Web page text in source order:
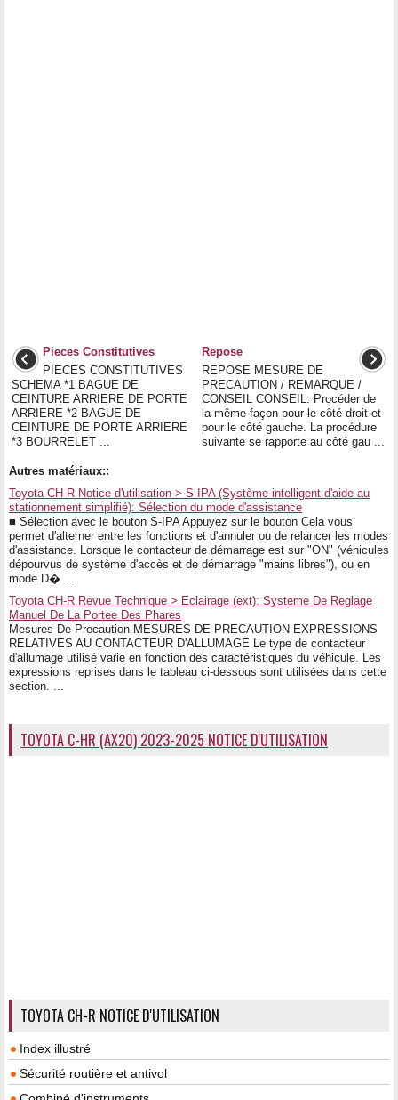
Pieces Constitutives
PIECES CONSTITUTIVES
SCHEMA *1 BAGUE DE
CEINTURE ARRIERE DE PORTE
ARRIERE *2 BAGUE DE
CEINTURE DE PORTE ARRIERE
*3 BOURRELET ...
Repose
REPOSE MESURE DE
PRECAUTION / REMARQUE /
CONSEIL CONSEIL: Procéder de
la même façon pour le côté droit et
pour le côté gauche. La procédure
suivante se rapporte au côté gau ...
Autres matériaux::
Toyota CH-R Notice d'utilisation > S-IPA (Système intelligent d'aide au
stationnement simplifié): Sélection du mode d'assistance
■ Sélection avec le bouton S-IPA Appuyez sur le bouton Cela vous
permet d'alterner entre les fonctions et d'annuler ou de relancer les modes
d'assistance. Lorsque le contacteur de démarrage est sur "ON" (véhicules
dépourvus de système d'accès et de démarrage "mains libres"), ou en
mode D� ...
Toyota CH-R Revue Technique > Eclairage (ext): Systeme De Reglage
Manuel De La Portee Des Phares
Mesures De Precaution MESURES DE PRECAUTION EXPRESSIONS
RELATIVES AU CONTACTEUR D'ALLUMAGE Le type de contacteur
d'allumage utilisé varie en fonction des caractéristiques du véhicule. Les
expressions reprises dans le tableau ci-dessous sont utilisées dans cette
section. ...
TOYOTA C-HR (AX20) 2023-2025 NOTICE D'UTILISATION
TOYOTA CH-R NOTICE D'UTILISATION
Index illustré
Sécurité routière et antivol